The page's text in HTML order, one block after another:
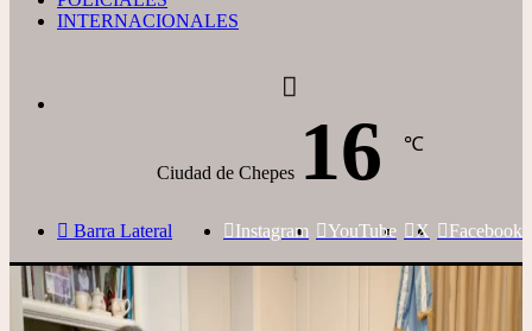
INTERNACIONALES
Ciudad de Chepes 16 ℃
Facebook
X
YouTube
Instagram
Barra Lateral